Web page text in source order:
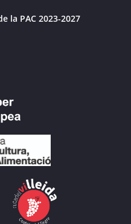
la PAC 2023-2027